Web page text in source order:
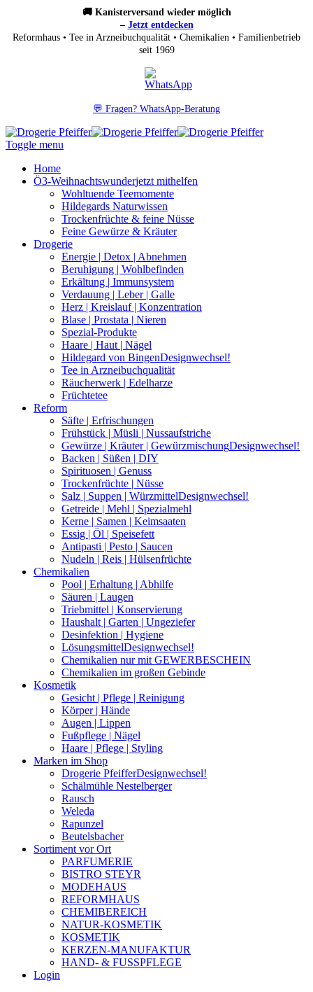
🚚 Kanisterversand wieder möglich
– Jetzt entdecken
Reformhaus • Tee in Arzneibuchqualität • Chemikalien • Familienbetrieb
seit 1969
💬 Fragen? WhatsApp-Beratung
Toggle menu
Home
Ö3-Weihnachtswunderjetzt mithelfen
Wohltuende Teemomente
Hildegards Naturwissen
Trockenfrüchte & feine Nüsse
Feine Gewürze & Kräuter
Drogerie
Energie | Detox | Abnehmen
Beruhigung | Wohlbefinden
Erkältung | Immunsystem
Verdauung | Leber | Galle
Herz | Kreislauf | Konzentration
Blase | Prostata | Nieren
Spezial-Produkte
Haare | Haut | Nägel
Hildegard von BingenDesignwechsel!
Tee in Arzneibuchqualität
Räucherwerk | Edelharze
Früchtetee
Reform
Säfte | Erfrischungen
Frühstück | Müsli | Nussaufstriche
Gewürze | Kräuter | GewürzmischungDesignwechsel!
Backen | Süßen | DIY
Spirituosen | Genuss
Trockenfrüchte | Nüsse
Salz | Suppen | WürzmittelDesignwechsel!
Getreide | Mehl | Spezialmehl
Kerne | Samen | Keimsaaten
Essig | Öl | Speisefett
Antipasti | Pesto | Saucen
Nudeln | Reis | Hülsenfrüchte
Chemikalien
Pool | Erhaltung | Abhilfe
Säuren | Laugen
Triebmittel | Konservierung
Haushalt | Garten | Ungeziefer
Desinfektion | Hygiene
LösungsmittelDesignwechsel!
Chemikalien nur mit GEWERBESCHEIN
Chemikalien im großen Gebinde
Kosmetik
Gesicht | Pflege | Reinigung
Körper | Hände
Augen | Lippen
Fußpflege | Nägel
Haare | Pflege | Styling
Marken im Shop
Drogerie PfeifferDesignwechsel!
Schälmühle Nestelberger
Rausch
Weleda
Rapunzel
Beutelsbacher
Sortiment vor Ort
PARFUMERIE
BISTRO STEYR
MODEHAUS
REFORMHAUS
CHEMIBEREICH
NATUR-KOSMETIK
KOSMETIK
KERZEN-MANUFAKTUR
HAND- & FUSSPFLEGE
Login